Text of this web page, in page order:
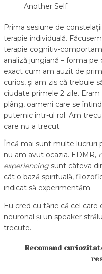
Another Self
Prima sesiune de
terapie individuală.
terapie cognitiv-
analiză jungiană – forma
exact cum am auzit de
curios, și am zis că trebuie
ciudate primele 2 zile.
plâng, oameni care se
puternic într-ul rol. Am
care nu a trecut.
Încă mai sunt multe lucruri
nu am avut ocazia. EDMR,
experiencing sunt câteva
cât o bază spirituală,
indicat să experimentăm.
Eu cred cu tărie că cel care
neuronal și un speaker
trecute.
Recomand